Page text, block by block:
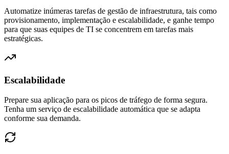
Automatize inúmeras tarefas de gestão de infraestrutura, tais como
provisionamento, implementação e escalabilidade, e ganhe tempo
para que suas equipes de TI se concentrem em tarefas mais
estratégicas.
Escalabilidade
Prepare sua aplicação para os picos de tráfego de forma segura.
Tenha um serviço de escalabilidade automática que se adapta
conforme sua demanda.